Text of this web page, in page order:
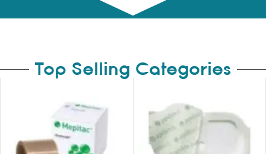
Top Selling Categories